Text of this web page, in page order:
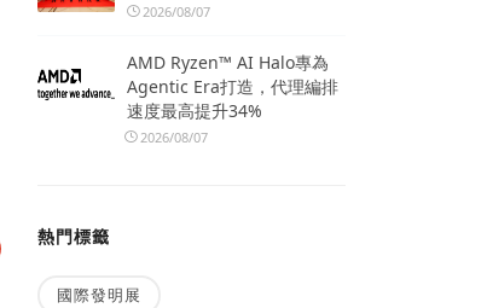
2026/08/07
AMD Ryzen™ AI Halo專為
Agentic Era打造，代理編排
速度最高提升34%
2026/08/07
熱門標籤
國際發明展